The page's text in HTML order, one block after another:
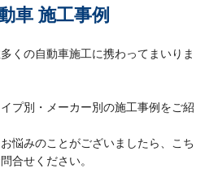
車 施工事例
くの自動車施工に携わってまいりま
プ別・メーカー別の施工事例をご紹
悩みのことがございましたら、こち
合せください。